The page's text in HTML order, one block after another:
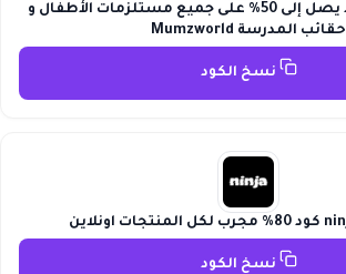
كود خصم ممزورلد يصل إلى 50% على جميع مستلزمات الأطفال و
حقائب المدرسة Mumzworld
نسخ الكود
نسخ الكود